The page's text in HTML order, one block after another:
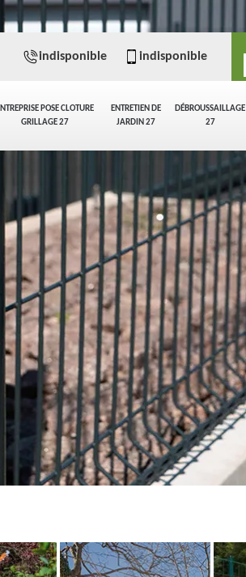
POSE CLOTURE
GRILLAGE 27
ENTRETIEN DE
JARDIN 27
DÉBROUSSAILLAGE
27
indisponible indisponible